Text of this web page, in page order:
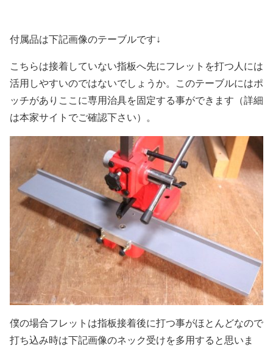
付属品は下記画像のテーブルです↓
こちらは接着していない指板へ先にフレットを打つ人には
活用しやすいのではないでしょうか。このテーブルにはポ
ッチがありここに専用治具を固定する事ができます（詳細
は本家サイトでご確認下さい）。
僕の場合フレットは指板接着後に打つ事がほとんどなので
打ち込み時は下記画像のネック受けを多用すると思いま